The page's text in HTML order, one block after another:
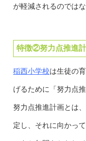
が軽減されるのでは
特徴②努力点推進
稲西小学校は生徒の
げるために「努力点
努力点推進計画とは
定し、それに向かっ